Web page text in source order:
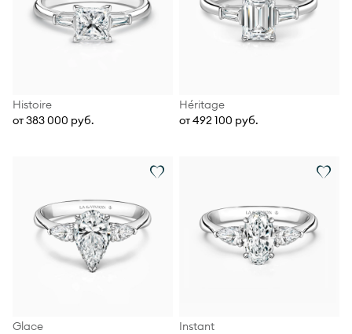
Histoire
от 383 000 руб.
Héritage
от 492 100 руб.
Glace
Instant